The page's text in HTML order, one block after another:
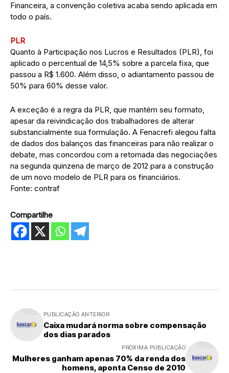
Financeira, a convenção coletiva acaba sendo aplicada em
todo o país.
PLR
Quanto à Participação nos Lucros e Resultados (PLR), foi
aplicado o percentual de 14,5% sobre a parcela fixa, que
passou a R$ 1.600. Além disso, o adiantamento passou de
50% para 60% desse valor.
A exceção é a regra da PLR, que mantém seu formato,
apesar da reivindicação dos trabalhadores de alterar
substancialmente sua formulação. A Fenacrefi alegou falta
de dados dos balanços das financeiras para não realizar o
debate, mas concordou com a retomada das negociações
na segunda quinzena de março de 2012 para a construção
de um novo modelo de PLR para os financiários.
Fonte: contraf
Compartilhe
PUBLICAÇÃO ANTERIOR
Caixa mudará norma sobre compensação
dos dias parados
PRÓXIMA PUBLICAÇÃO
Mulheres ganham apenas 70% da renda dos
homens, aponta Censo de 2010